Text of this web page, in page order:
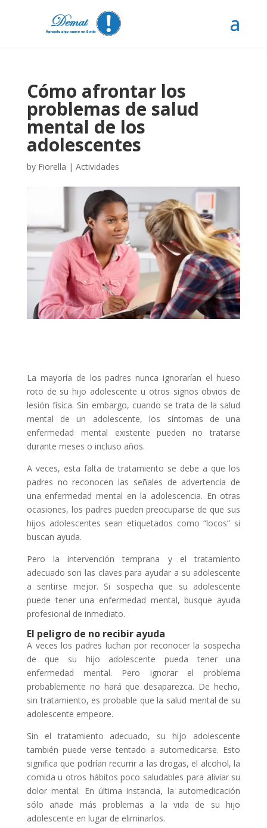
Cómo afrontar los
problemas de salud
mental de los
adolescentes
by Fiorella | Actividades
La mayoría de los padres nunca ignorarían el hueso
roto de su hijo adolescente u otros signos obvios de
lesión física. Sin embargo, cuando se trata de la salud
mental de un adolescente, los síntomas de una
enfermedad mental existente pueden no tratarse
durante meses o incluso años.
A veces, esta falta de tratamiento se debe a que los
padres no reconocen las señales de advertencia de
una enfermedad mental en la adolescencia. En otras
ocasiones, los padres pueden preocuparse de que sus
hijos adolescentes sean etiquetados como “locos” si
buscan ayuda.
Pero la intervención temprana y el tratamiento
adecuado son las claves para ayudar a su adolescente
a sentirse mejor. Si sospecha que su adolescente
puede tener una enfermedad mental, busque ayuda
profesional de inmediato.
El peligro de no recibir ayuda
A veces los padres luchan por reconocer la sospecha
de que su hijo adolescente pueda tener una
enfermedad mental. Pero ignorar el problema
probablemente no hará que desaparezca. De hecho,
sin tratamiento, es probable que la salud mental de su
adolescente empeore.
Sin el tratamiento adecuado, su hijo adolescente
también puede verse tentado a automedicarse. Esto
significa que podrían recurrir a las drogas, el alcohol, la
comida u otros hábitos poco saludables para aliviar su
dolor mental. En última instancia, la automedicación
sólo añade más problemas a la vida de su hijo
adolescente en lugar de eliminarlos.